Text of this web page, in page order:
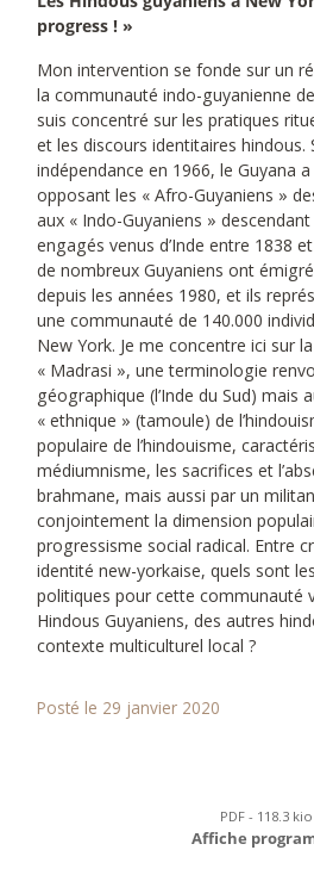
progress ! »
Mon intervention se fonde sur un
la communauté indo-guyanienne
suis concentré sur les pratiques
et les discours identitaires hindous.
indépendance en 1966, le Guyana
opposant les « Afro-Guyaniens »
aux « Indo-Guyaniens »
engagés venus d’Inde entre 1838
de nombreux Guyaniens ont
depuis les années 1980, et ils
une communauté de 140.000
New York. Je me concentre ici sur
« Madrasi », une terminologie
géographique (l’Inde du Sud) mais
« ethnique » (tamoule) de
populaire de l’hindouisme,
médiumnisme, les sacrifices et
brahmane, mais aussi par un
conjointement la dimension
progressisme social radical. Entre
identité new-yorkaise, quels sont
politiques pour cette communauté
Hindous Guyaniens, des autres
contexte multiculturel local ?
Posté le 29 janvier 2020
PDF - 118.3 kio
Affiche